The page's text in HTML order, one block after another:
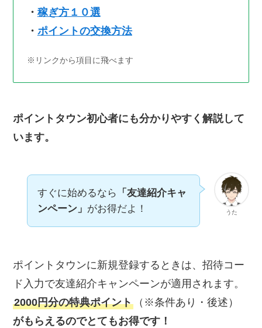
・ 稼ぎ方１０選
・ ポイントの交換方法
※リンクから項目に飛べます
ポイントタウン初心者にも分かりやすく解説して
います。
うた
すぐに始めるなら
「友達紹介キャ
ンペーン」 がお得だよ！
ポイントタウンに新規登録するときは、招待コー
ド入力で友達紹介キャンペーンが適用されます。
2000円分の特典ポイント （※条件あり・後述）
がもらえるのでとてもお得です！